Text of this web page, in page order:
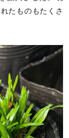
たものもたくさ